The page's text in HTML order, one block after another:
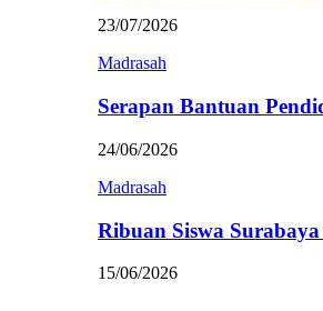
23/07/2026
Madrasah
Serapan Bantuan
24/06/2026
Madrasah
Ribuan Siswa
15/06/2026